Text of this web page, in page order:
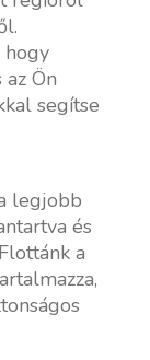
hogy
Ön
segítse
legjobb
és
a